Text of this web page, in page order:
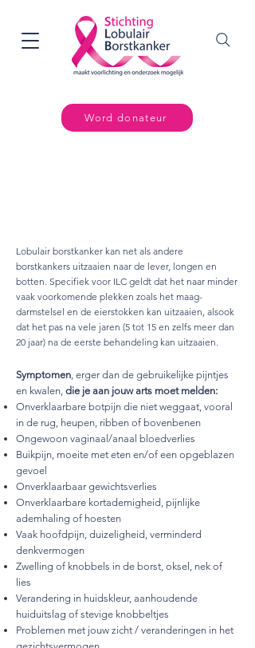
Word donateur
Lobulair borstkanker kan net als andere
borstkankers uitzaaien naar de lever, longen en
botten. Specifiek voor ILC geldt dat het naar minder
vaak voorkomende plekken zoals het maag-
darmstelsel en de eierstokken kan uitzaaien, alsook
dat het pas na vele jaren (5 tot 15 en zelfs meer dan
20 jaar) na de eerste behandeling kan uitzaaien.
Symptomen, erger dan de gebruikelijke pijntjes
en kwalen, die je aan jouw arts moet melden:
Onverklaarbare botpijn die niet weggaat, vooral
in de rug, heupen, ribben of bovenbenen
Ongewoon vaginaal/anaal bloedverlies
Buikpijn, moeite met eten en/of een opgeblazen
gevoel
Onverklaarbaar gewichtsverlies
Onverklaarbare kortademigheid, pijnlijke
ademhaling of hoesten
Vaak hoofdpijn, duizeligheid, verminderd
denkvermogen
Zwelling of knobbels in de borst, oksel, nek of
lies
Verandering in huidskleur, aanhoudende
huiduitslag of stevige knobbeltjes
Problemen met jouw zicht / veranderingen in het